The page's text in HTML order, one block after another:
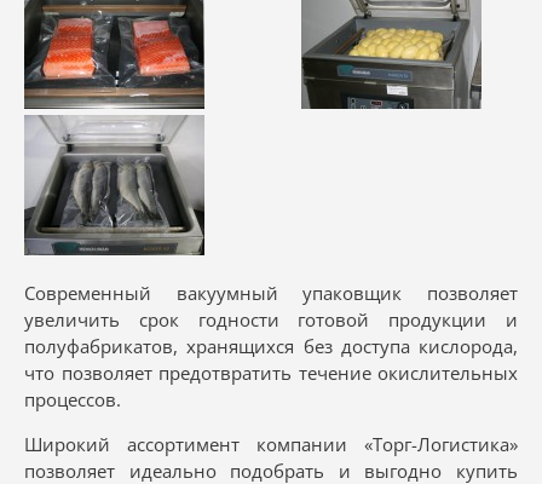
Современный вакуумный упаковщик позволяет
увеличить срок годности готовой продукции и
полуфабрикатов, хранящихся без доступа кислорода,
что позволяет предотвратить течение окислительных
процессов.
Широкий ассортимент компании «Торг-Логистика»
позволяет идеально подобрать и выгодно купить